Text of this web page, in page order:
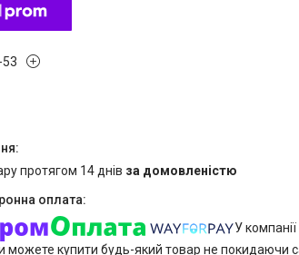
протягом 14 днів за домовленістю
У
можете купити будь-який товар не покидаючи